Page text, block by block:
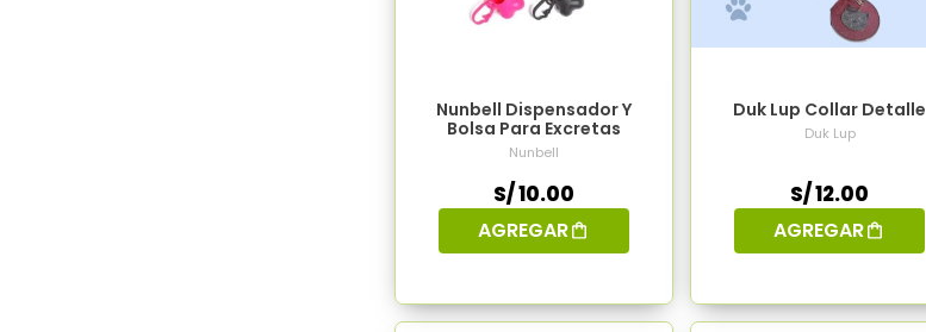
Nunbell Dispensador Y
Bolsa Para Excretas
Nunbell
S/ 10.00
AGREGAR
Duk Lup Collar Detalle
Duk Lup
S/ 12.00
AGREGAR